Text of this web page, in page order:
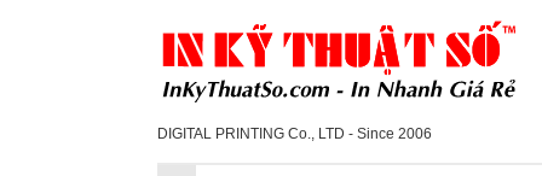
DIGITAL PRINTING Co., LTD - Since 2006